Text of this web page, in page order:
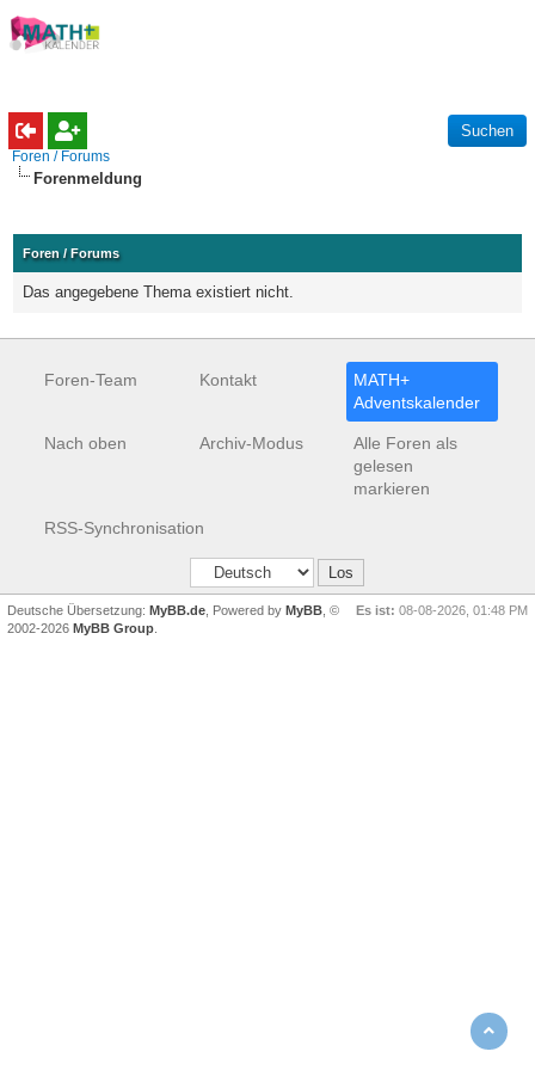
Foren / Forums
Forenmeldung
Foren / Forums
Das angegebene Thema existiert nicht.
Foren-Team Kontakt
MATH+
Adventskalender
Nach oben Archiv-Modus
Alle Foren als
gelesen
markieren
RSS-Synchronisation
Es ist: 08-08-2026, 01:48 PM
Deutsche Übersetzung: MyBB.de , Powered by MyBB , ©
2002-2026 MyBB Group